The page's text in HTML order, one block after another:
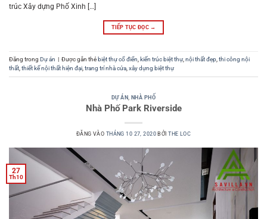
trúc Xây dựng Phố Xinh […]
TIẾP TỤC ĐỌC →
Đăng trong Dự án | Được gắn thẻ biệt thự cổ điển kiến trúc biệt thự, nội thất đẹp thi công nội
thất thiết kế nội thất hiện đại trang trí nhà cửa xây dựng biệt thự
DỰ ÁN NHÀ PHỐ
Nhà Phố Park Riverside
ĐĂNG VÀO THÁNG 10 27, 2020 BỞITHE LOC
27
Th10